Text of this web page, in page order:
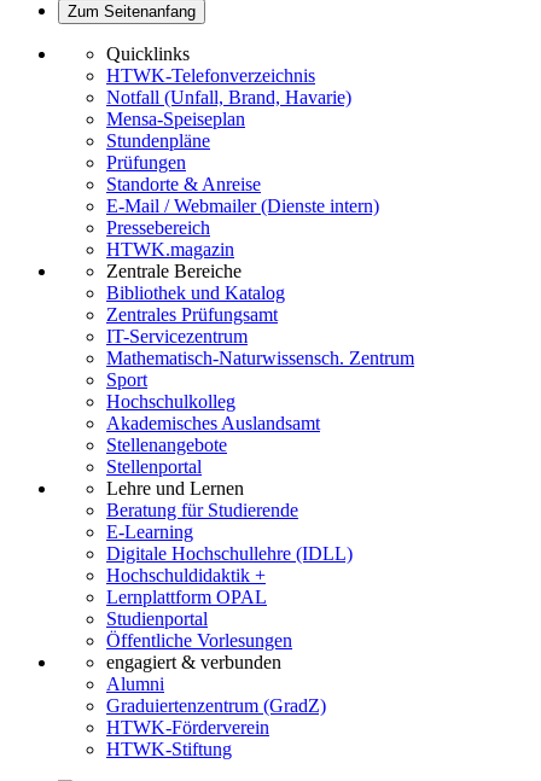
Zum Seitenanfang
Quicklinks
HTWK-Telefonverzeichnis
Notfall (Unfall, Brand, Havarie)
Mensa-Speiseplan
Stundenpläne
Prüfungen
Standorte & Anreise
E-Mail / Webmailer (Dienste intern)
Pressebereich
HTWK.magazin
Zentrale Bereiche
Bibliothek und Katalog
Zentrales Prüfungsamt
IT-Servicezentrum
Mathematisch-Naturwissensch. Zentrum
Sport
Hochschulkolleg
Akademisches Auslandsamt
Stellenangebote
Stellenportal
Lehre und Lernen
Beratung für Studierende
E-Learning
Digitale Hochschullehre (IDLL)
Hochschuldidaktik +
Lernplattform OPAL
Studienportal
Öffentliche Vorlesungen
engagiert & verbunden
Alumni
Graduiertenzentrum (GradZ)
HTWK-Förderverein
HTWK-Stiftung